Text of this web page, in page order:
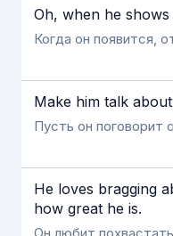
Oh, when he
Когда он появится,
Make him talk
Пусть он поговорит
He loves bragging
how great he is.